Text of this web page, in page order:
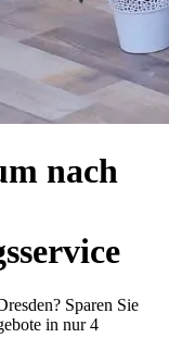
nach
Sparen Sie
in nur 4